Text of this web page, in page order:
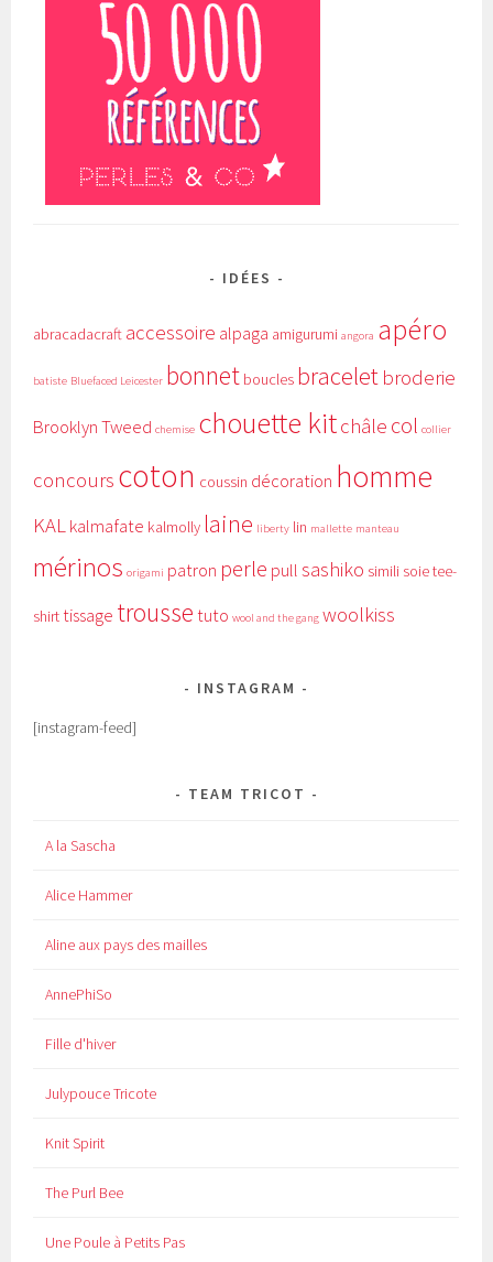
IDÉES
abracadacraft accessoire alpaga amigurumi angora apéro
batiste Bluefaced Leicester bonnet boucles bracelet broderie
Brooklyn Tweed chemise chouette kitchâle col collier
concours coton coussin décoration homme
KALkalmafate kalmolly laine liberty lin mallette manteau
mérinos origami patron perle pull sashiko simili soietee-
shirt tissage trousse tuto wool and the gang woolkiss
INSTAGRAM
[instagram-feed]
TEAM TRICOT
A la Sascha
Alice Hammer
Aline aux pays des mailles
AnnePhiSo
Fille d'hiver
Julypouce Tricote
Knit Spirit
The Purl Bee
Une Poule à Petits Pas